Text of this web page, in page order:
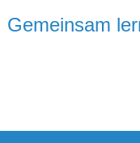
Gemeinsam